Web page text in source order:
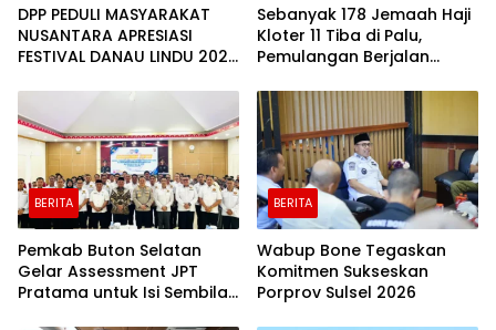
DPP PEDULI MASYARAKAT
NUSANTARA APRESIASI
FESTIVAL DANAU LINDU 2026
DAN EKONOMI KERAKYATAN
Sebanyak 178 Jemaah Haji
Kloter 11 Tiba di Palu,
Pemulangan Berjalan
BERITA
Pemkab Buton Selatan
Gelar Assessment JPT
Pratama untuk Isi Sembilan
BERITA
Wabup Bone Tegaskan
Komitmen Sukseskan
Porprov Sulsel 2026